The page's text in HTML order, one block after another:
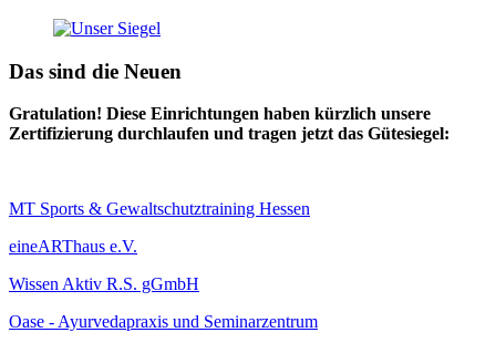
Das sind die Neuen
Gratulation! Diese Einrichtungen haben kürzlich unsere
Zertifizierung durchlaufen und tragen jetzt das Gütesiegel:
MT Sports & Gewaltschutztraining Hessen
eineARThaus e.V.
Wissen Aktiv R.S. gGmbH
Oase - Ayurvedapraxis und Seminarzentrum